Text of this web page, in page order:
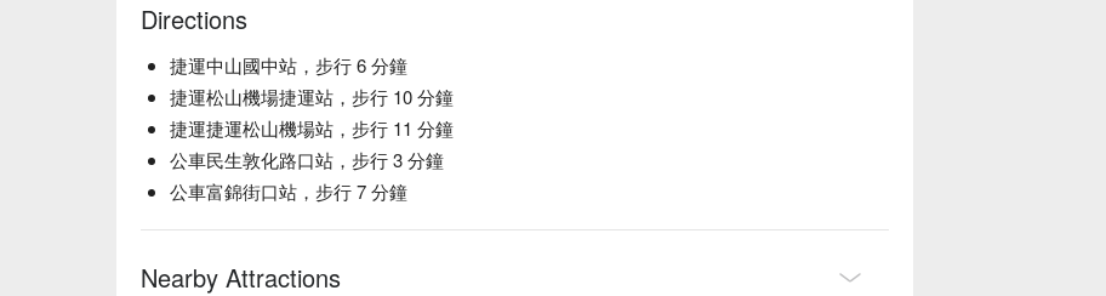
Directions
捷運中山國中站，步行 6 分鐘
捷運松山機場捷運站，步行 10 分鐘
捷運捷運松山機場站，步行 11 分鐘
公車民生敦化路口站，步行 3 分鐘
公車富錦街口站，步行 7 分鐘
Nearby Attractions